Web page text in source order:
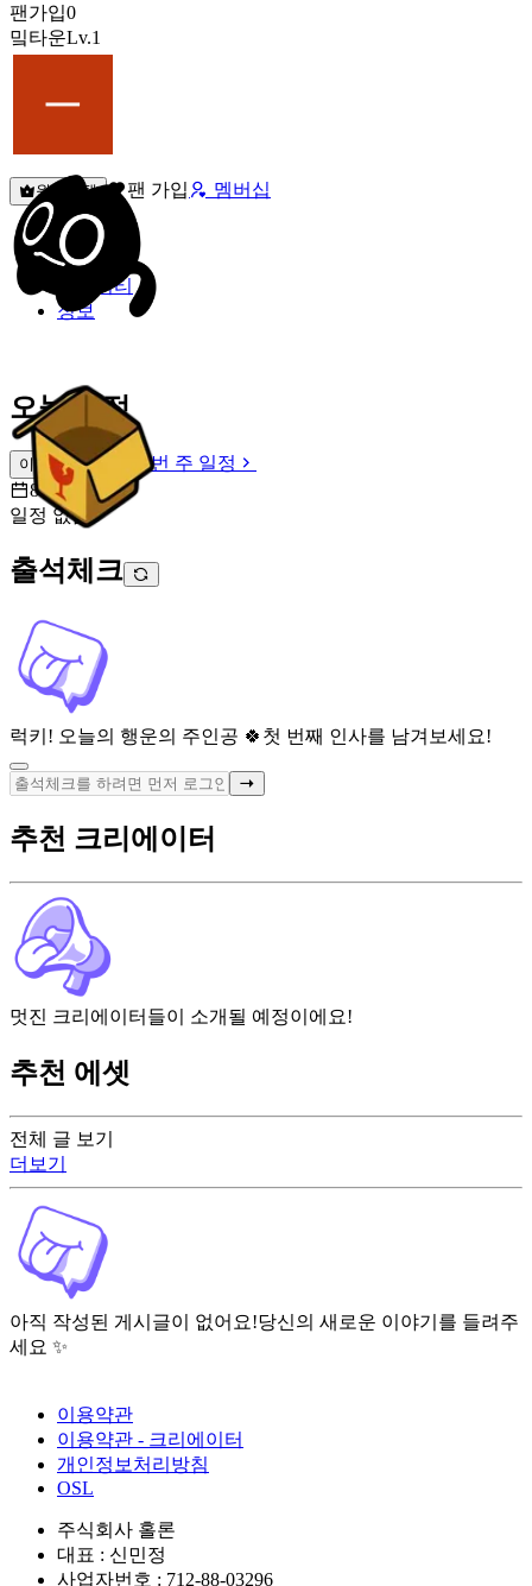
팬가입0
밐타운Lv.1
원픽선택 팬 가입 멤버십
밐타운
피드
커뮤니티
정보
오늘 일정
이번 주 일정
이번 주 일정
8월 9일 [일]
일정 없음
출석체크
럭키! 오늘의 행운의 주인공 🍀 첫 번째 인사를 남겨보세요!
전체 글 보기
더보기
아직 작성된 게시글이 없어요!당신의 새로운 이야기를 들려주
세요 ✨
추천 크리에이터
멋진 크리에이터들이 소개될 예정이에요!
추천 에셋
이용약관
이용약관 - 크리에이터
개인정보처리방침
OSL
주식회사 홀론
대표 : 신민정
사업자번호 : 712-88-03296